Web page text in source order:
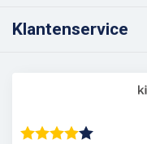
Klantenservice